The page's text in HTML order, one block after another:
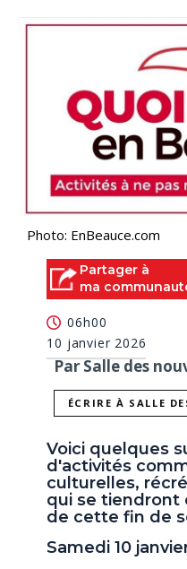
Photo: EnBeauce.com
Partager à
ma
06h00
10 janvier 2026
Par Salle des
ÉCRIRE À SALLE
Voici quelques
d'activités
culturelles,
qui se tiendront
de cette fin de
Samedi 10